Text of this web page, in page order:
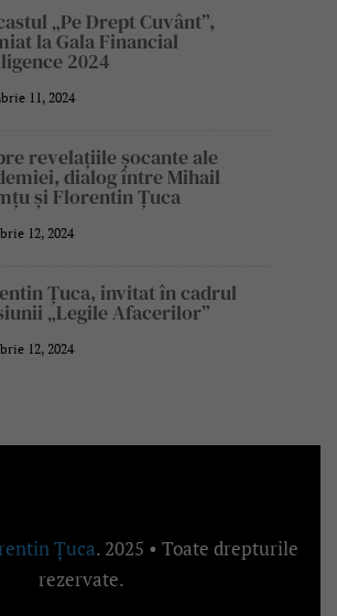
„Pe Drept Cuvânt”,
la Gala Financial
2024
11, 2024
revelațiile șocante ale
dialog între Mihail
și Florentin Țuca
12, 2024
Țuca, invitat în cadrul
„Legile Afacerilor”
12, 2024
Țuca. 2025 • Toate drepturile
rezervate.